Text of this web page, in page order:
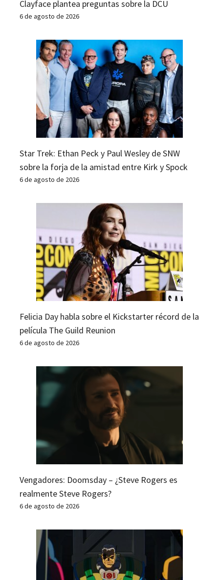
Clayface plantea preguntas sobre la DCU
6 de agosto de 2026
Star Trek: Ethan Peck y Paul Wesley de SNW
sobre la forja de la amistad entre Kirk y Spock
6 de agosto de 2026
Felicia Day habla sobre el Kickstarter récord de la
película The Guild Reunion
6 de agosto de 2026
Vengadores: Doomsday – ¿Steve Rogers es
realmente Steve Rogers?
6 de agosto de 2026